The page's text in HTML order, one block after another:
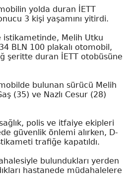
yolda duran İETT
3 kişi yaşamını yitirdi.
istikametinde, Melih Utku
BLN 100 plakalı otomobil,
şeritte duran İETT otobüsüne
bulunan sürücü Melih
(35) ve Nazlı Cesur (28)
polis ve itfaiye ekipleri
güvenlik önlemi alırken, D-
trafiğe kapatıldı.
bulundukları yerden
hastanede müdahalelere